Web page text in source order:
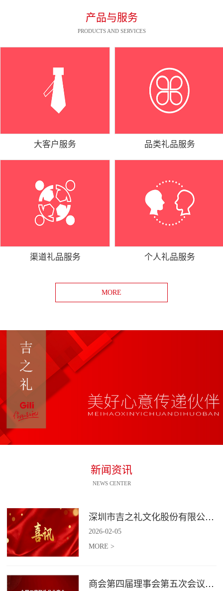
产品与服务
PRODUCTS AND SERVICES
大客户服务 品类礼品服务
渠道礼品服务 个人礼品服务
MORE
新闻资讯
NEWS CENTER
深圳市吉之礼文化股份有限公司荣获“国家高新技术企业”认定
2026-02-05
MORE >
商会第四届理事会第五次会议召开